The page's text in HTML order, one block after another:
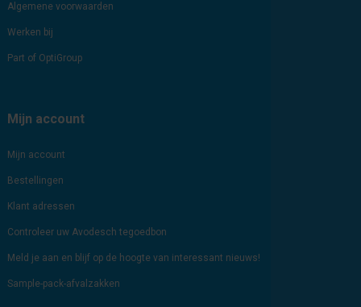
Algemene voorwaarden
Werken bij
Part of OptiGroup
Mijn account
Mijn account
Bestellingen
Klant adressen
Controleer uw Avodesch tegoedbon
Meld je aan en blijf op de hoogte van interessant nieuws!
Sample-pack-afvalzakken